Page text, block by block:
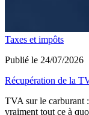
Taxes et impôts
Publié le 24/07/2026
Récupération de la
TVA sur le carburant
vraiment tout ce à